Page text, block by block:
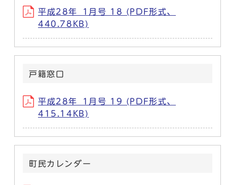
平成28年_1月号 18 (PDF形式、
440.78KB)
戸籍窓口
平成28年_1月号 19 (PDF形式、
415.14KB)
町民カレンダー